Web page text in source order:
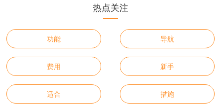
热点关注
功能 导航
费用 新手
适合 措施